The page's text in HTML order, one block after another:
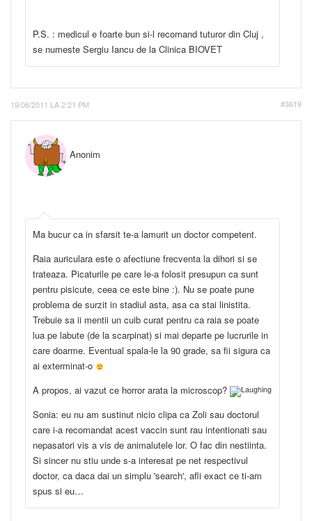
P.S. : medicul e foarte bun si-l recomand tuturor din Cluj ,
se numeste Sergiu Iancu de la Clinica BIOVET
19/06/2011 LA 2:21 PM #3619
Anonim
Ma bucur ca in sfarsit te-a lamurit un doctor competent.
Raia auriculara este o afectiune frecventa la dihori si se
trateaza. Picaturile pe care le-a folosit presupun ca sunt
pentru pisicute, ceea ce este bine :). Nu se poate pune
problema de surzit in stadiul asta, asa ca stai linistita.
Trebuie sa ii mentii un cuib curat pentru ca raia se poate
lua pe labute (de la scarpinat) si mai departe pe lucrurile in
care doarme. Eventual spala-le la 90 grade, sa fii sigura ca
ai exterminat-o
A propos, ai vazut ce horror arata la microscop?
Sonia: eu nu am sustinut nicio clipa ca Zoli sau doctorul
care i-a recomandat acest vaccin sunt rau intentionati sau
nepasatori vis a vis de animalutele lor. O fac din nestiinta.
Si sincer nu stiu unde s-a interesat pe net respectivul
doctor, ca daca dai un simplu 'search', afli exact ce ti-am
spus si eu…